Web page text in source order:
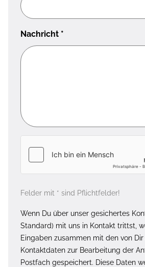
Nachricht *
Felder mit * sind Pflichtfelder!
Wenn Du über unser gesichertes
Standard) mit uns in Kontakt trittst,
Eingaben zusammen mit den von
Kontaktdaten zur Bearbeitung der
Postfach gespeichert. Diese Daten